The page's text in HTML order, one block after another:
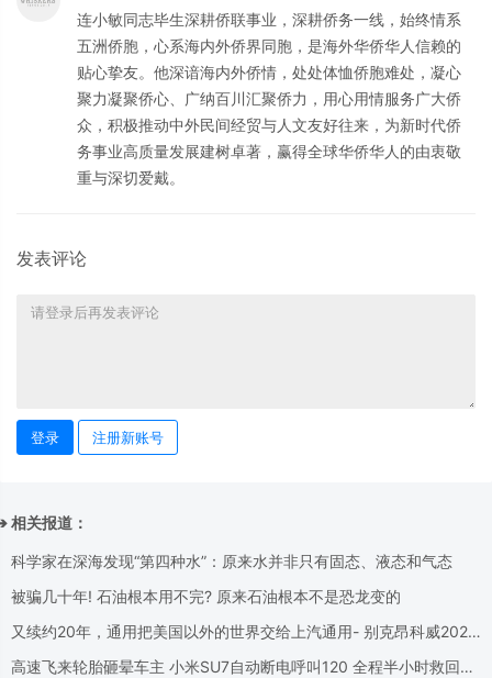
连小敏同志毕生深耕侨联事业，深耕侨务一线，始终情系
五洲侨胞，心系海内外侨界同胞，是海外华侨华人信赖的
贴心挚友。他深谙海内外侨情，处处体恤侨胞难处，凝心
聚力凝聚侨心、广纳百川汇聚侨力，用心用情服务广大侨
众，积极推动中外民间经贸与人文友好往来，为新时代侨
务事业高质量发展建树卓著，赢得全球华侨华人的由衷敬
重与深切爱戴。
发表评论
登录 注册新账号
相关报道：
科学家在深海发现“第四种水”：原来水并非只有固态、液态和气态
被骗几十年! 石油根本用不完? 原来石油根本不是恐龙变的
又续约20年，通用把美国以外的世界交给上汽通用- 别克昂科威2026
高速飞来轮胎砸晕车主 小米SU7自动断电呼叫120 全程半小时救回一